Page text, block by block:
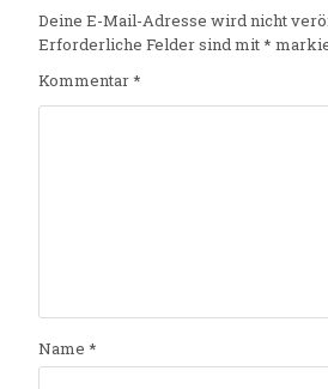
Deine E-Mail-Adresse wird nicht
Erforderliche Felder sind mit*
Kommentar*
Name *